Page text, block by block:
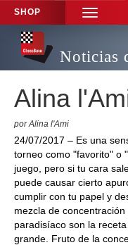
SHOP
TOGGLE
Noticias
Alina
por Alina l'Ami
24/07/2017 – Es una
torneo como "favorito" o
juego, pero si tu cara
puede causar cierto
cumplir con tu papel y
mezcla de
paradisíaco son la
grande. Fruto de la